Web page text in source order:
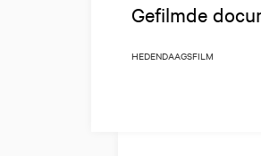
Gefilmde
HEDENDAAGSFILM